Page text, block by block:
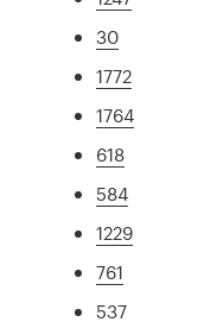
30
1772
1764
618
584
1229
761
537